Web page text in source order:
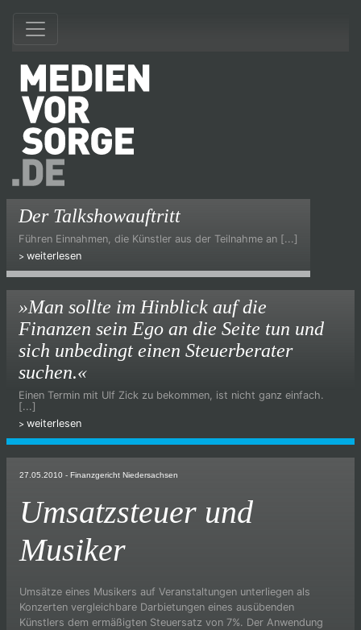
Der Talkshowauftritt
Führen Einnahmen, die Künstler aus der Teilnahme an [...]
weiterlesen
»Man sollte im Hinblick auf die
Finanzen sein Ego an die Seite tun und
sich unbedingt einen Steuerberater
suchen.«
Einen Termin mit Ulf Zick zu bekommen, ist nicht ganz einfach.
[...]
weiterlesen
27.05.2010 - Finanzgericht Niedersachsen
Umsatzsteuer und
Musiker
Umsätze eines Musikers auf Veranstaltungen unterliegen als
Konzerten vergleichbare Darbietungen eines ausübenden
Künstlers dem ermäßigten Steuersatz von 7%. Der Anwendung